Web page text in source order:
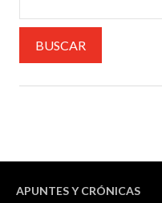
APUNTES Y CRÓNICAS